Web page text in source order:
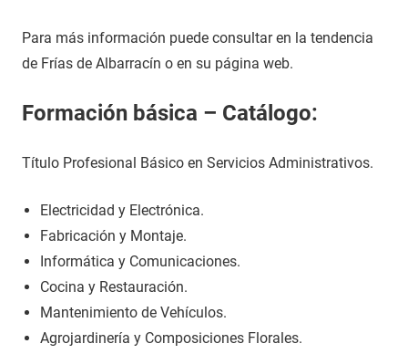
Para más información puede consultar en la tendencia
de Frías de Albarracín o en su página web.
Formación básica – Catálogo:
Título Profesional Básico en Servicios Administrativos.
Electricidad y Electrónica.
Fabricación y Montaje.
Informática y Comunicaciones.
Cocina y Restauración.
Mantenimiento de Vehículos.
Agrojardinería y Composiciones Florales.